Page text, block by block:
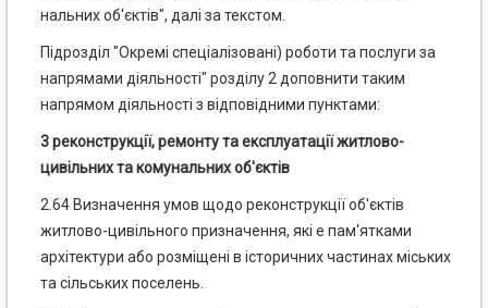
нальних об'єктів", далі за текстом.
Підрозділ "Окремі спеціалізовані) роботи та послуги за
напрямами діяльності" розділу 2 доповнити таким
напрямом діяльності з відповідними пунктами:
3 реконструкції, ремонту та експлуатації житлово-
цивільних та комунальних об'єктів
2.64 Визначення умов щодо реконструкції об'єктів
житлово-цивільного призначення, які е пам'ятками
архітектури або розміщені в історичних частинах міських
та сільських поселень.